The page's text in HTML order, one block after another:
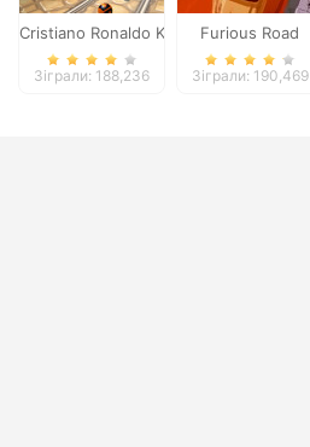
Cristiano Ronaldo Kick`n`Run
Зіграли: 188,236
Furious Road
Зіграли: 190,469